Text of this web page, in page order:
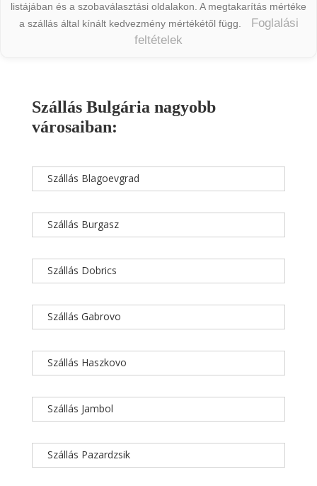
listájában és a szobaválasztási oldalakon. A megtakarítás mértéke
a szállás által kínált kedvezmény mértékétől függ.
Foglalási
feltételek
Szállás Bulgária nagyobb
városaiban:
Szállás Blagoevgrad
Szállás Burgasz
Szállás Dobrics
Szállás Gabrovo
Szállás Haszkovo
Szállás Jambol
Szállás Pazardzsik